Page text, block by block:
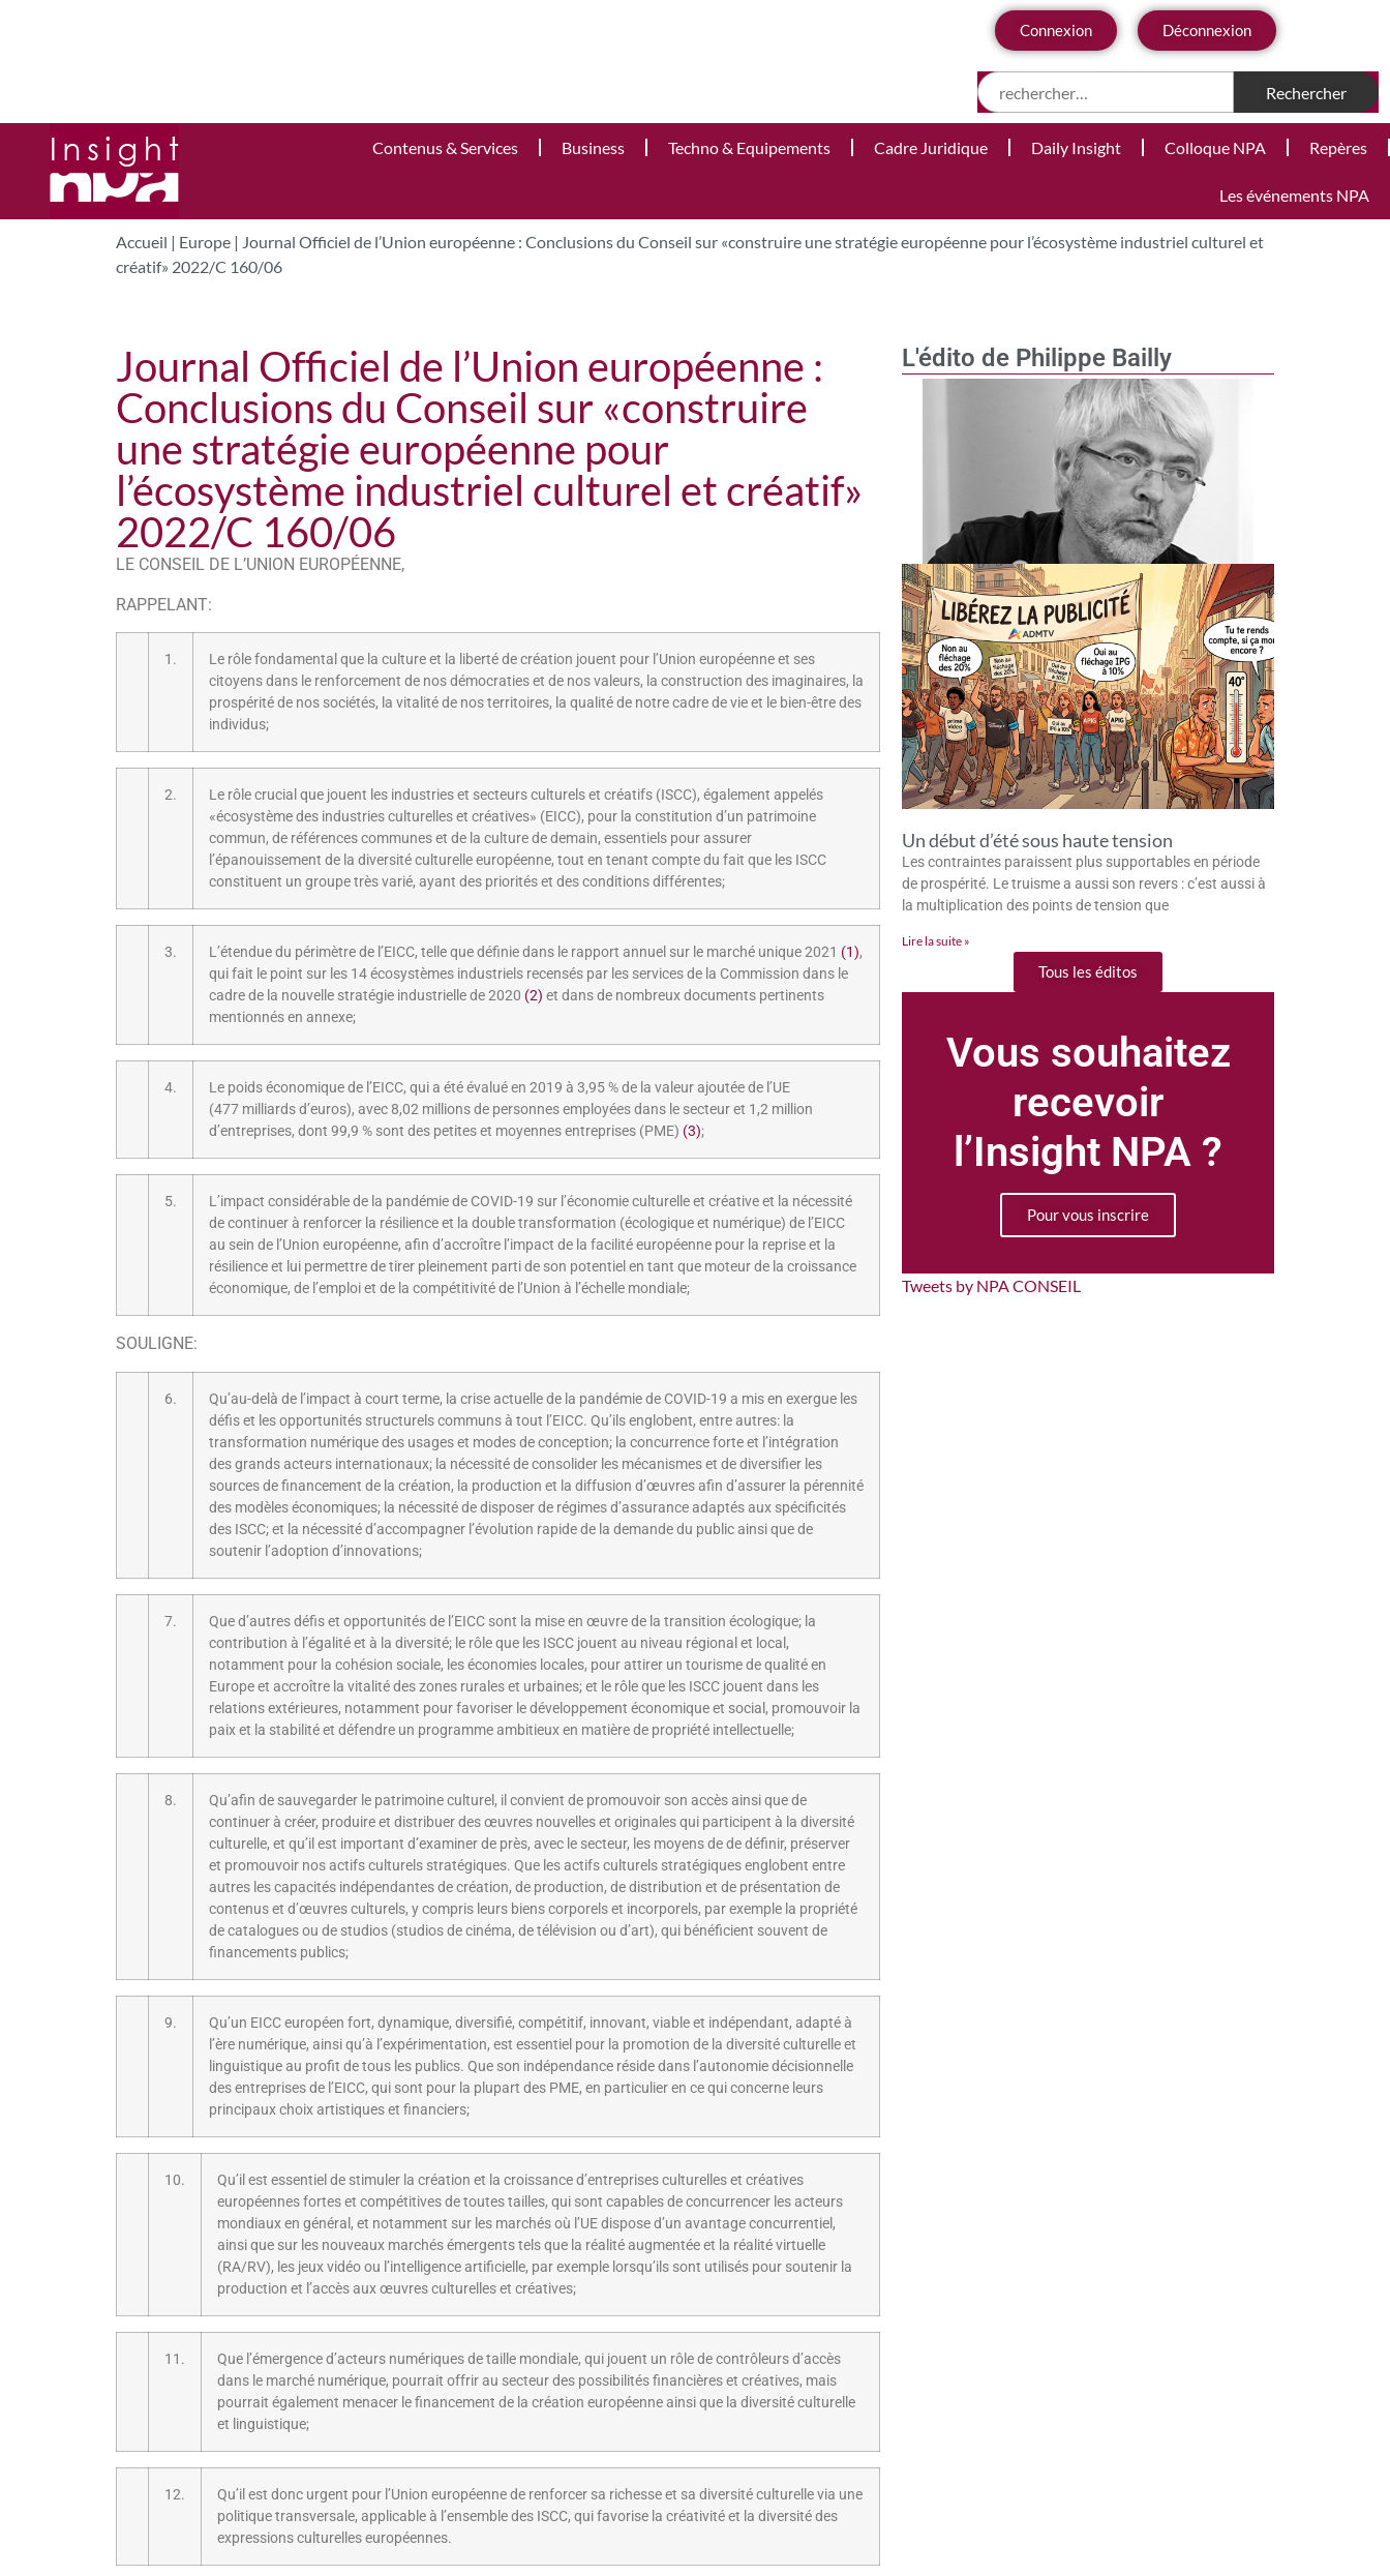
Connexion Déconnexion
Contenus & Services Business Techno & Equipements Cadre Juridique Daily Insight Colloque NPA Repères
Les événements NPA
Accueil | Europe | Journal Officiel de l’Union européenne : Conclusions du Conseil sur «construire une stratégie européenne pour l’écosystème industriel culturel et
créatif» 2022/C 160/06
L'édito de Philippe Bailly
Un début d’été sous haute tension
Les contraintes paraissent plus supportables en période
de prospérité. Le truisme a aussi son revers : c’est aussi à
la multiplication des points de tension que
Lire la suite »
Tous les éditos
Vous souhaitez
recevoir
l’Insight NPA ?
Pour vous inscrire
Tweets by NPA CONSEIL
Journal Officiel de l’Union européenne :
Conclusions du Conseil sur «construire
une stratégie européenne pour
l’écosystème industriel culturel et créatif»
2022/C 160/06
LE CONSEIL DE L’UNION EUROPÉENNE,
RAPPELANT:
1.
Le rôle fondamental que la culture et la liberté de création jouent pour l’Union européenne et ses
citoyens dans le renforcement de nos démocraties et de nos valeurs, la construction des imaginaires, la
prospérité de nos sociétés, la vitalité de nos territoires, la qualité de notre cadre de vie et le bien-être des
individus;
2.
Le rôle crucial que jouent les industries et secteurs culturels et créatifs (ISCC), également appelés
«écosystème des industries culturelles et créatives» (EICC), pour la constitution d’un patrimoine
commun, de références communes et de la culture de demain, essentiels pour assurer
l’épanouissement de la diversité culturelle européenne, tout en tenant compte du fait que les ISCC
constituent un groupe très varié, ayant des priorités et des conditions différentes;
3. L’étendue du périmètre de l’EICC, telle que définie dans le rapport annuel sur le marché unique 2021 (1),
qui fait le point sur les 14 écosystèmes industriels recensés par les services de la Commission dans le
cadre de la nouvelle stratégie industrielle de 2020 (2) et dans de nombreux documents pertinents
mentionnés en annexe;
4.
Le poids économique de l’EICC, qui a été évalué en 2019 à 3,95 % de la valeur ajoutée de l’UE
(477 milliards d’euros), avec 8,02 millions de personnes employées dans le secteur et 1,2 million
d’entreprises, dont 99,9 % sont des petites et moyennes entreprises (PME) (3);
5.
L’impact considérable de la pandémie de COVID-19 sur l’économie culturelle et créative et la nécessité
de continuer à renforcer la résilience et la double transformation (écologique et numérique) de l’EICC
au sein de l’Union européenne, afin d’accroître l’impact de la facilité européenne pour la reprise et la
résilience et lui permettre de tirer pleinement parti de son potentiel en tant que moteur de la croissance
économique, de l’emploi et de la compétitivité de l’Union à l’échelle mondiale;
SOULIGNE:
6.
Qu’au-delà de l’impact à court terme, la crise actuelle de la pandémie de COVID-19 a mis en exergue les
défis et les opportunités structurels communs à tout l’EICC. Qu’ils englobent, entre autres: la
transformation numérique des usages et modes de conception; la concurrence forte et l’intégration
des grands acteurs internationaux; la nécessité de consolider les mécanismes et de diversifier les
sources de financement de la création, la production et la diffusion d’œuvres afin d’assurer la pérennité
des modèles économiques; la nécessité de disposer de régimes d’assurance adaptés aux spécificités
des ISCC; et la nécessité d’accompagner l’évolution rapide de la demande du public ainsi que de
soutenir l’adoption d’innovations;
7.
Que d’autres défis et opportunités de l’EICC sont la mise en œuvre de la transition écologique; la
contribution à l’égalité et à la diversité; le rôle que les ISCC jouent au niveau régional et local,
notamment pour la cohésion sociale, les économies locales, pour attirer un tourisme de qualité en
Europe et accroître la vitalité des zones rurales et urbaines; et le rôle que les ISCC jouent dans les
relations extérieures, notamment pour favoriser le développement économique et social, promouvoir la
paix et la stabilité et défendre un programme ambitieux en matière de propriété intellectuelle;
8.
Qu’afin de sauvegarder le patrimoine culturel, il convient de promouvoir son accès ainsi que de
continuer à créer, produire et distribuer des œuvres nouvelles et originales qui participent à la diversité
culturelle, et qu’il est important d’examiner de près, avec le secteur, les moyens de de définir, préserver
et promouvoir nos actifs culturels stratégiques. Que les actifs culturels stratégiques englobent entre
autres les capacités indépendantes de création, de production, de distribution et de présentation de
contenus et d’œuvres culturels, y compris leurs biens corporels et incorporels, par exemple la propriété
de catalogues ou de studios (studios de cinéma, de télévision ou d’art), qui bénéficient souvent de
financements publics;
9.
Qu’un EICC européen fort, dynamique, diversifié, compétitif, innovant, viable et indépendant, adapté à
l’ère numérique, ainsi qu’à l’expérimentation, est essentiel pour la promotion de la diversité culturelle et
linguistique au profit de tous les publics. Que son indépendance réside dans l’autonomie décisionnelle
des entreprises de l’EICC, qui sont pour la plupart des PME, en particulier en ce qui concerne leurs
principaux choix artistiques et financiers;
10.
Qu’il est essentiel de stimuler la création et la croissance d’entreprises culturelles et créatives
européennes fortes et compétitives de toutes tailles, qui sont capables de concurrencer les acteurs
mondiaux en général, et notamment sur les marchés où l’UE dispose d’un avantage concurrentiel,
ainsi que sur les nouveaux marchés émergents tels que la réalité augmentée et la réalité virtuelle
(RA/RV), les jeux vidéo ou l’intelligence artificielle, par exemple lorsqu’ils sont utilisés pour soutenir la
production et l’accès aux œuvres culturelles et créatives;
11.
Que l’émergence d’acteurs numériques de taille mondiale, qui jouent un rôle de contrôleurs d’accès
dans le marché numérique, pourrait offrir au secteur des possibilités financières et créatives, mais
pourrait également menacer le financement de la création européenne ainsi que la diversité culturelle
et linguistique;
12.
Qu’il est donc urgent pour l’Union européenne de renforcer sa richesse et sa diversité culturelle via une
politique transversale, applicable à l’ensemble des ISCC, qui favorise la créativité et la diversité des
expressions culturelles européennes.